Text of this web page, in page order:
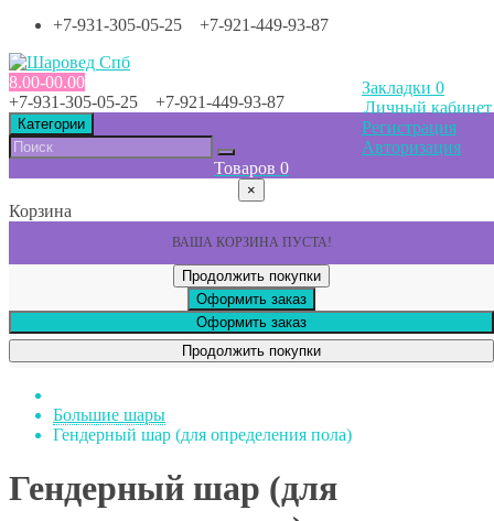
+7-931-305-05-25 +7-921-449-93-87
Закладки 0
Личный кабинет
Регистрация
Авторизация
8.00-00.00
+7-931-305-05-25 +7-921-449-93-87
Категории
Товаров 0
×
Корзина
ВАША КОРЗИНА ПУСТА!
Продолжить покупки
Оформить заказ
Оформить заказ
Продолжить покупки
Большие шары
Гендерный шар (для определения пола)
Гендерный шар (для